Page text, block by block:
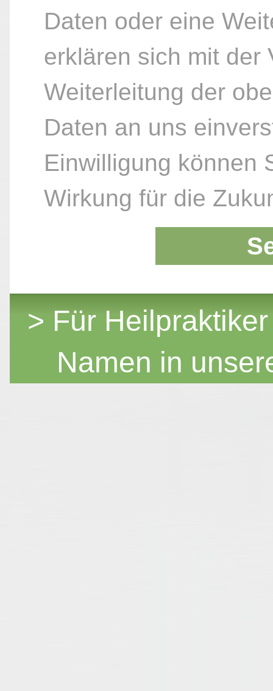
Daten oder eine
erklären sich mit der
Weiterleitung der
Daten an uns
Einwilligung können
Wirkung für die
> Für
Namen in